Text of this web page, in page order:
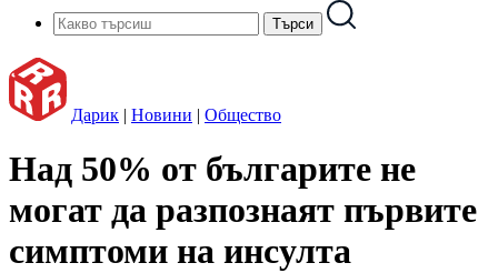
Дарик | Новини | Общество
Над 50% от българите не
могат да разпознаят първите
симптоми на инсулта